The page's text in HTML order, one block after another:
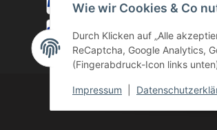
Wie wir Cookies & Co
Durch Klicken auf „Alle
ReCaptcha, Google Analytics,
(Fingerabdruck-Icon links
Impressum